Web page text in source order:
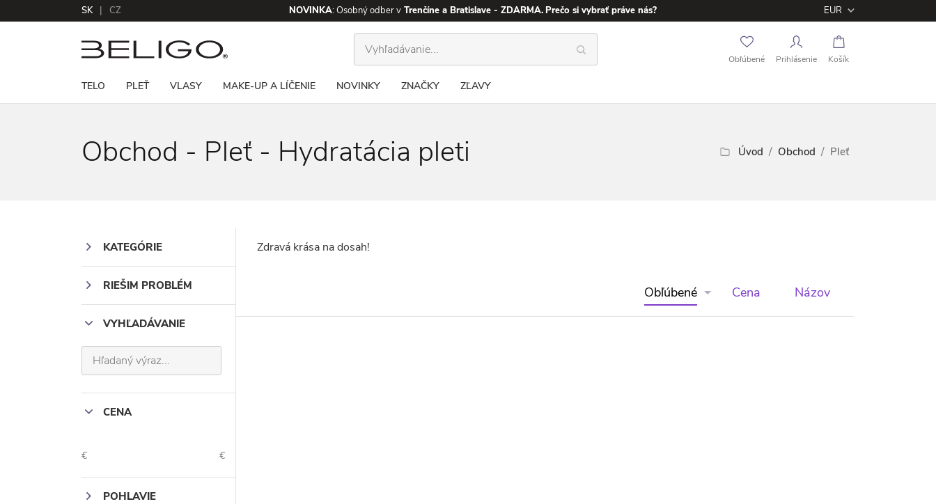
SK CZ NOVINKA: Osobný odber vTrenčíne a Bratislave - ZDARMA. Prečo si vybrať práve nás? EUR
Obľúbené Prihlásenie Košík
TELO PLEŤ VLASY MAKE-UP A LÍČENIE NOVINKY ZNAČKY ZĽAVY
Obchod - Pleť - Hydratácia pleti Úvod Obchod Pleť
KATEGÓRIE
RIEŠIM PROBLÉM
VYHĽADÁVANIE
CENA
€ €
POHLAVIE
Zdravá krása na dosah!
Obľúbené Cena Názov